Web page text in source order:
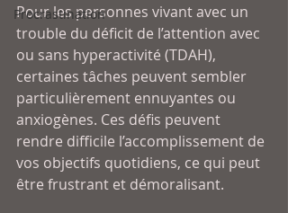
Procrastination
Pour les personnes vivant avec un
trouble du déficit de l’attention avec
ou sans hyperactivité (TDAH),
certaines tâches peuvent sembler
particulièrement ennuyantes ou
anxiogènes. Ces défis peuvent
rendre difficile l’accomplissement de
vos objectifs quotidiens, ce qui peut
être frustrant et démoralisant.